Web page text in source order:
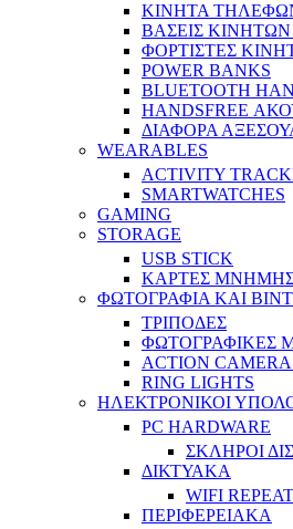
ΚΙΝΗΤΑ
ΒΑΣΕΙΣ ΚΙΝΗΤΩΝ
ΦΟΡΤΙΣΤΕΣ
POWER BANKS
BLUETOOTH
HANDSFREE
ΔΙΑΦΟΡΑ
WEARABLES
ACTIVITY
SMARTWATCHES
GAMING
STORAGE
USB STICK
ΚΑΡΤΕΣ
ΦΩΤΟΓΡΑΦΙΑ ΚΑΙ
ΤΡΙΠΟΔΕΣ
ΦΩΤΟΓΡΑΦΙΚΕΣ
ACTION
RING LIGHTS
ΗΛΕΚΤΡΟΝΙΚΟΙ
PC HARDWARE
ΣΚΛΗΡΟΙ
ΔΙΚΤΥΑΚΑ
WIFI
ΠΕΡΙΦΕΡΕΙΑΚΑ